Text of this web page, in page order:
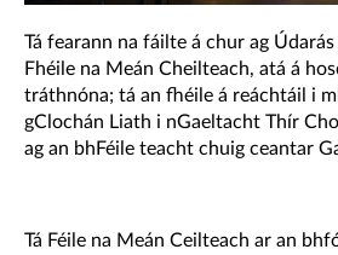
Tá fearann na fáilte á chur ag
Fhéile na Meán Cheilteach, atá á
tráthnóna; tá an fhéile á reáchtáil i
gClochán Liath i nGaeltacht Thír
ag an bhFéile teacht chuig ceantar
Tá Féile na Meán Ceilteach ar an